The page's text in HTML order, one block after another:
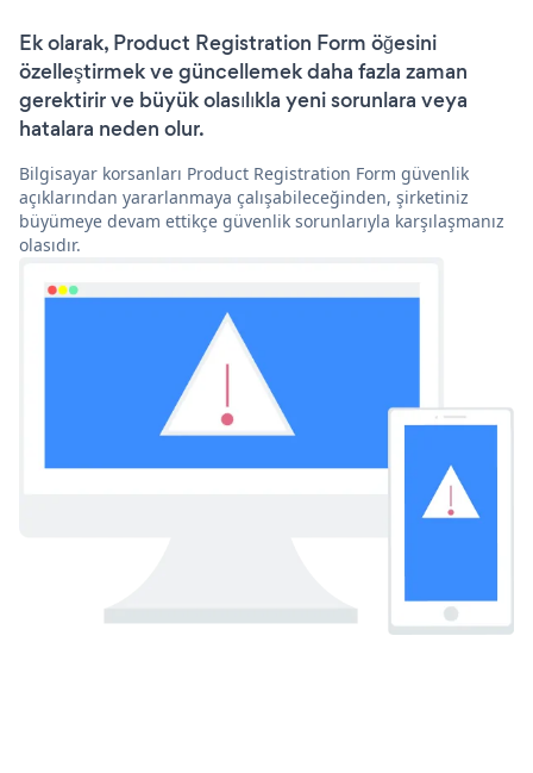
Ek olarak, Product Registration Form öğesini
özelleştirmek ve güncellemek daha fazla zaman
gerektirir ve büyük olasılıkla yeni sorunlara veya
hatalara neden olur.
Bilgisayar korsanları Product Registration Form güvenlik
açıklarından yararlanmaya çalışabileceğinden, şirketiniz
büyümeye devam ettikçe güvenlik sorunlarıyla karşılaşmanız
olasıdır.